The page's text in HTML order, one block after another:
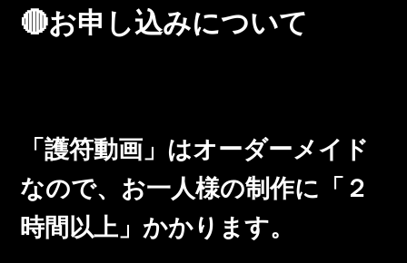
🔴お申し込みについて
「護符動画」はオーダーメイド
なので、お一人様の制作に 「２
時間以上」 かかります。